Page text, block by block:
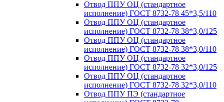
Отвод ППУ ОЦ (стандартное
исполнение) ГОСТ 8732-78 45*3,5/110
Отвод ППУ ОЦ (стандартное
исполнение) ГОСТ 8732-78 38*3,0/125
Отвод ППУ ОЦ (стандартное
исполнение) ГОСТ 8732-78 38*3,0/110
Отвод ППУ ОЦ (стандартное
исполнение) ГОСТ 8732-78 32*3,0/125
Отвод ППУ ОЦ (стандартное
исполнение) ГОСТ 8732-78 32*3,0/110
Отвод ППУ ПЭ (стандартное